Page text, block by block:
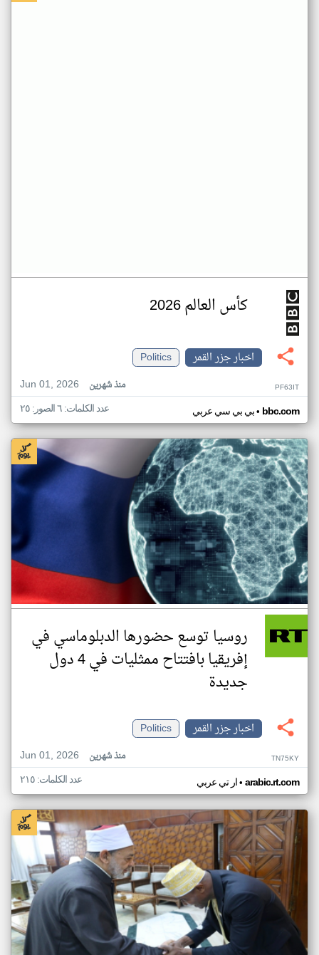
كأس العالم 2026
اخبار جزر القمر
Politics
Jun 01, 2026
منذ شهرين PF63IT
بي بي سي عربي• bbc.com عدد الكلمات: ٦ الصور: ٢٥
روسيا توسع حضورها الدبلوماسي في
إفريقيا بافتتاح ممثليات في 4 دول
جديدة
اخبار جزر القمر
Politics
Jun 01, 2026
منذ شهرين TN75KY
ار تي عربي• arabic.rt.com عدد الكلمات: ٢١٥